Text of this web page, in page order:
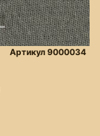
Артикул 9000034